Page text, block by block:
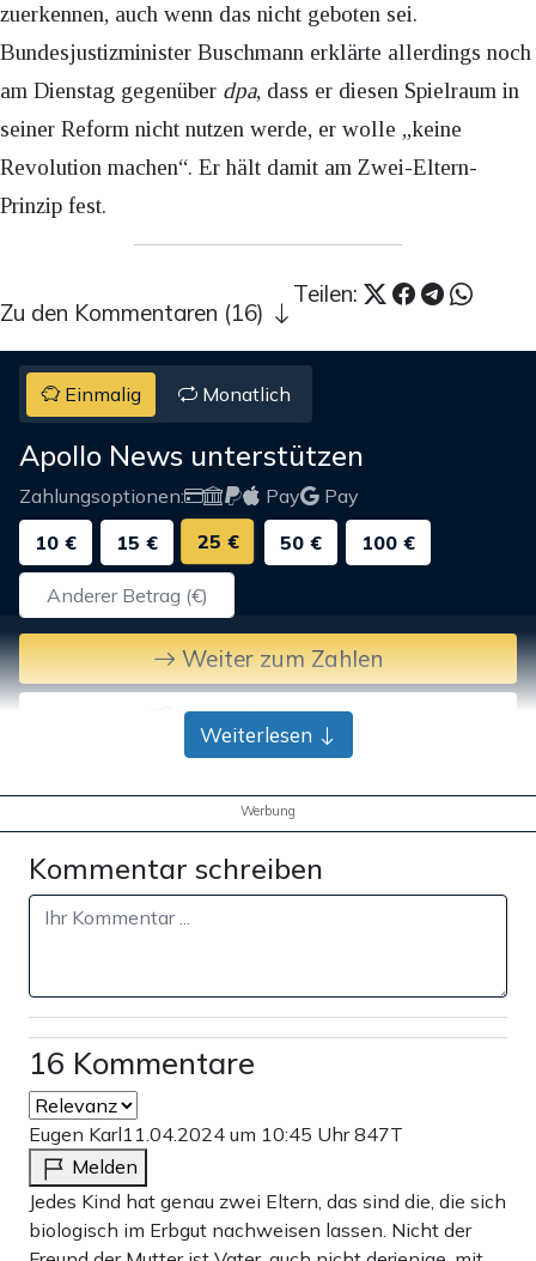
zuerkennen, auch wenn das nicht geboten sei.
Bundesjustizminister Buschmann erklärte allerdings noch
am Dienstag gegenüber dpa, dass er diesen Spielraum in
seiner Reform nicht nutzen werde, er wolle „keine
Revolution machen“. Er hält damit am Zwei-Eltern-
Prinzip fest.
Teilen:
Zu den Kommentaren (16)
Einmalig Monatlich
Apollo News unterstützen
Zahlungsoptionen: Pay
Pay
10 €
15 € 25 € 50 € 100 €
Weiter zum Zahlen
Bank-Überweisung
Weiterlesen
Werbung
Kommentar schreiben
16 Kommentare
Eugen Karl11.04.2024 um 10:45 Uhr847T
Melden
Jedes Kind hat genau zwei Eltern, das sind die, die sich
biologisch im Erbgut nachweisen lassen. Nicht der